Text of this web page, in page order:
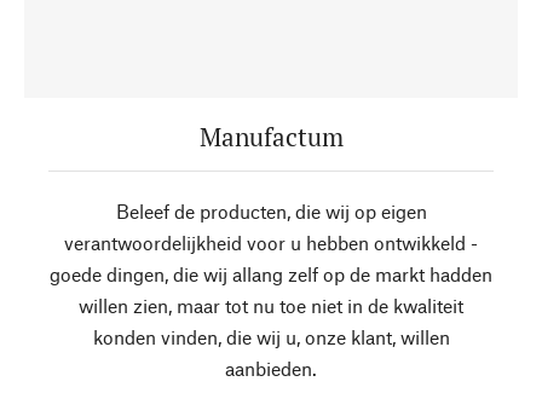
Manufactum
Beleef de producten, die wij op eigen
verantwoordelijkheid voor u hebben ontwikkeld -
goede dingen, die wij allang zelf op de markt hadden
willen zien, maar tot nu toe niet in de kwaliteit
konden vinden, die wij u, onze klant, willen
aanbieden.